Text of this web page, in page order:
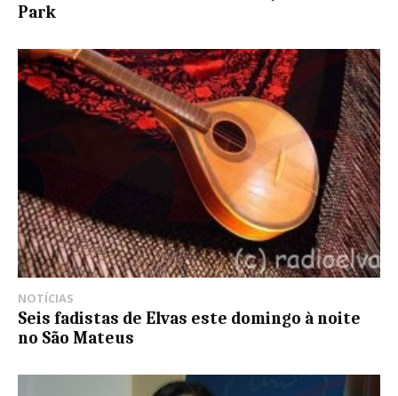
Park
NOTÍCIAS
Seis fadistas de Elvas este domingo à noite
no São Mateus